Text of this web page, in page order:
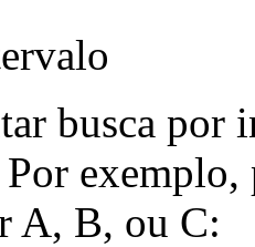
busca por
Por exemplo,
A, B, ou C: